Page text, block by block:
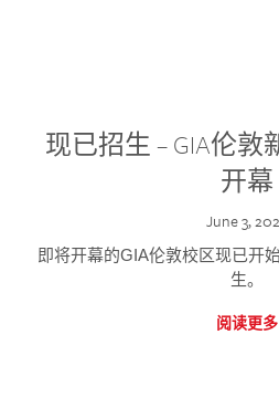
现已招生 – GIA伦
开幕
June 3,
即将开幕的GIA伦敦校区现已开
生。
阅读更多